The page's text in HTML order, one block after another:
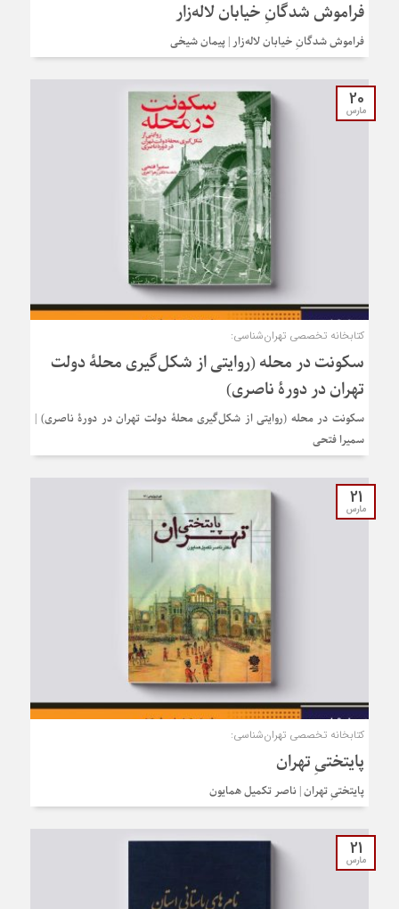
فراموش شدگانِ خیابان لاله‌زار
فراموش شدگانِ خیابان لاله‌زار | پیمان شیخی
20
مارس
کتابخانه تخصصی تهران‌شناسی:
سکونت در محله (روایتی از شکل‌گیری محلۀ دولت
تهران در دورۀ ناصری)
سکونت در محله (روایتی از شکل‌گیری محلۀ دولت تهران در دورۀ ناصری) |
سمیرا فتحی
21
مارس
کتابخانه تخصصی تهران‌شناسی:
پایتختیِ تهران
پایتختیِ تهران | ناصر تکمیل همایون
21
مارس